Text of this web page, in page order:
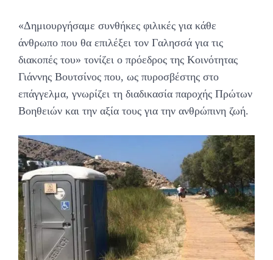
«Δημιουργήσαμε συνθήκες φιλικές για κάθε
άνθρωπο που θα επιλέξει τον Γαλησσά για τις
διακοπές του» τονίζει ο πρόεδρος της Κοινότητας
Γιάννης Βουτσίνος που, ως πυροσβέστης στο
επάγγελμα, γνωρίζει τη διαδικασία παροχής Πρώτων
Βοηθειών και την αξία τους για την ανθρώπινη ζωή.